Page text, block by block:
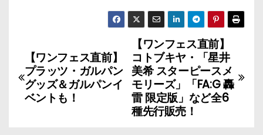
投
稿
ナ
【ワンフェス直前】
コトブキヤ・「星井
美希 スターピースメ
モリーズ」「FA:G 轟
雷 限定版」など全6
種先行販売！
【ワンフェス直前】
プラッツ・ガルパン
グッズ＆ガルパンイ
ベントも！